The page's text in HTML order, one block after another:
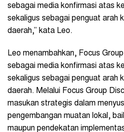
sebagai media konfirmasi atas
sekaligus sebagai penguat arah
daerah,” kata Leo.
Leo menambahkan, Focus
sebagai media konfirmasi atas
sekaligus sebagai penguat arah
daerah. Melalui Focus Group
masukan strategis dalam
pengembangan muatan lokal,
maupun pendekatan